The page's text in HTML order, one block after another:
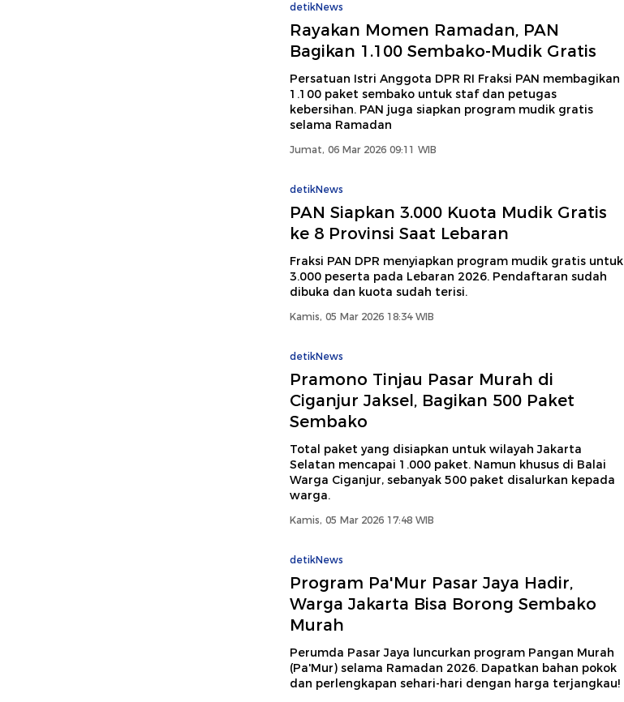
detikNews
Rayakan Momen Ramadan, PAN
Bagikan 1.100 Sembako-Mudik Gratis
Persatuan Istri Anggota DPR RI Fraksi PAN membagikan
1.100 paket sembako untuk staf dan petugas
kebersihan. PAN juga siapkan program mudik gratis
selama Ramadan
Jumat, 06 Mar 2026 09:11 WIB
detikNews
PAN Siapkan 3.000 Kuota Mudik Gratis
ke 8 Provinsi Saat Lebaran
Fraksi PAN DPR menyiapkan program mudik gratis untuk
3.000 peserta pada Lebaran 2026. Pendaftaran sudah
dibuka dan kuota sudah terisi.
Kamis, 05 Mar 2026 18:34 WIB
detikNews
Pramono Tinjau Pasar Murah di
Ciganjur Jaksel, Bagikan 500 Paket
Sembako
Total paket yang disiapkan untuk wilayah Jakarta
Selatan mencapai 1.000 paket. Namun khusus di Balai
Warga Ciganjur, sebanyak 500 paket disalurkan kepada
warga.
Kamis, 05 Mar 2026 17:48 WIB
detikNews
Program Pa'Mur Pasar Jaya Hadir,
Warga Jakarta Bisa Borong Sembako
Murah
Perumda Pasar Jaya luncurkan program Pangan Murah
(Pa'Mur) selama Ramadan 2026. Dapatkan bahan pokok
dan perlengkapan sehari-hari dengan harga terjangkau!